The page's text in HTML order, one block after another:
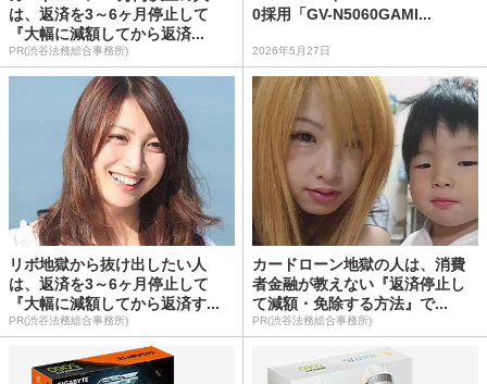
は、返済を3～6ヶ月停止して
『大幅に減額してから返済...
PR(渋谷法務総合事務所)
0採用「GV-N5060GAMI...
2026年5月27日
リボ地獄から抜け出したい人
は、返済を3～6ヶ月停止して
『大幅に減額してから返済す...
PR(渋谷法務総合事務所)
カードローン地獄の人は、消費
者金融が教えない『返済停止し
て減額・免除する方法』で...
PR(渋谷法務総合事務所)